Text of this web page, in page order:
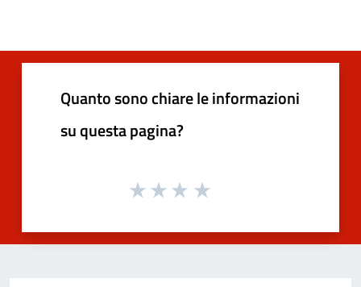
Quanto sono chiare le informazioni
su questa pagina?